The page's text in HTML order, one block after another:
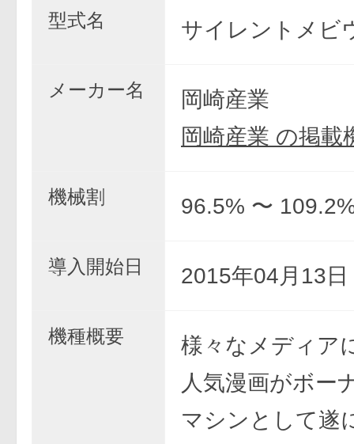
型式名 サイレントメビ
メーカー名
岡崎産業
岡崎産業 の掲載
機械割 96.5% 〜
導入開始日 2015年04月13日
機種概要
様々なメディア
人気漫画がボー
マシンとして遂